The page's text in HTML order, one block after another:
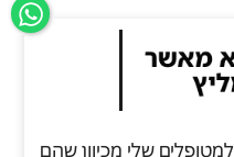
"אני ממליץ על מוצרי Aetrex למטופלים שלי מכיוון שהם